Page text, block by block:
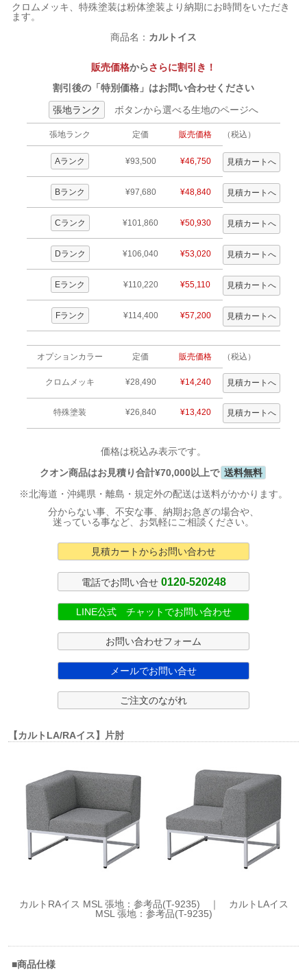
クロムメッキ、特殊塗装は粉体塗装より納期にお時間をいただき
ます。
商品名： カルトイス
販売価格からさらに割引き！
割引後の「特別価格」はお問い合わせください
張地ランク
ボタンから選べる生地のページへ
張地ランク 定価 販売価格 （税込）
Aランク ¥93,500 ¥46,750
Bランク ¥97,680 ¥48,840
Cランク ¥101,860 ¥50,930
Dランク ¥106,040 ¥53,020
Eランク ¥110,220 ¥55,110
Fランク ¥114,400 ¥57,200
オプションカラー 定価 販売価格 （税込）
クロムメッキ ¥28,490 ¥14,240
特殊塗装 ¥26,840 ¥13,420
価格は税込み表示です。
クオン商品はお見積り合計¥70,000以上で 送料無料
※北海道・沖縄県・離島・規定外の配送は送料がかかります。
分からない事、不安な事、納期お急ぎの場合や、
迷っている事など、お気軽にご相談ください。
見積カートからお問い合わせ
電話でお問い合せ 0120-520248
LINE公式 チャットでお問い合わせ
お問い合わせフォーム
メールでお問い合せ
ご注文のながれ
【カルトLA/RAイス】片肘
カルトRAイス MSL 張地：参考品(T-9235) ｜ カルトLAイス
MSL 張地：参考品(T-9235)
■商品仕様